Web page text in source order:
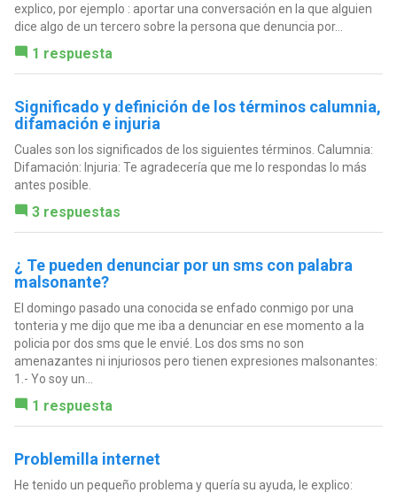
explico, por ejemplo : aportar una conversación en la que alguien
dice algo de un tercero sobre la persona que denuncia por...
1 respuesta
Significado y definición de los términos calumnia,
difamación e injuria
Cuales son los significados de los siguientes términos. Calumnia:
Difamación: Injuria: Te agradecería que me lo respondas lo más
antes posible.
3 respuestas
¿ Te pueden denunciar por un sms con palabra
malsonante?
El domingo pasado una conocida se enfado conmigo por una
tonteria y me dijo que me iba a denunciar en ese momento a la
policia por dos sms que le envié. Los dos sms no son
amenazantes ni injuriosos pero tienen expresiones malsonantes:
1.- Yo soy un...
1 respuesta
Problemilla internet
He tenido un pequeño problema y quería su ayuda, le explico: